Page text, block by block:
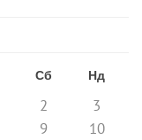
Сб Нд
2
3
9
10